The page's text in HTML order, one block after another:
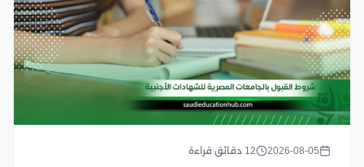
2026-08-05 12 دقائق قراءة